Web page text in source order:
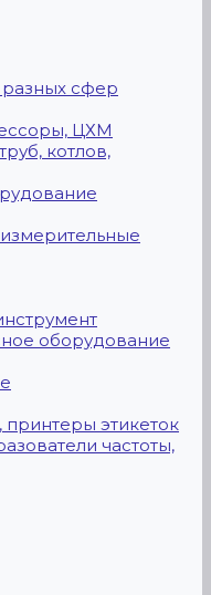
сфер
ЦХМ
котлов,
оборудование
этикеток
частоты,